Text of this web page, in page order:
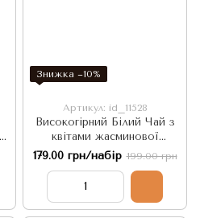
Знижка −10%
Артикул: id_11528
Високогірний Білий Чай з
квітами жасминової
гарденії 5шт 6г, Китай
179.00 грн/набір 199.00 грн